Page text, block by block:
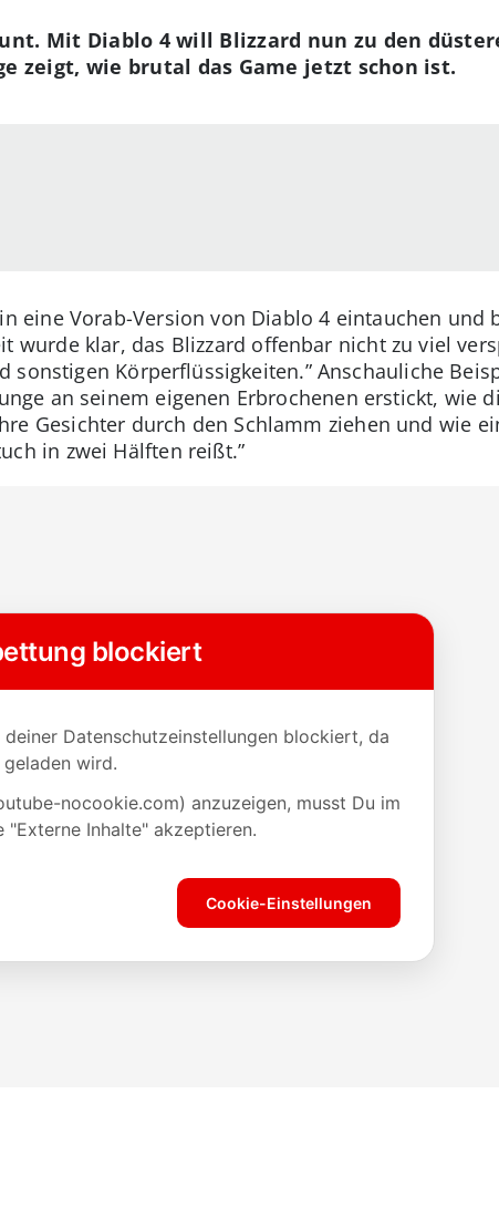
Mit Diablo 4 will Blizzard nun zu den
zeigt, wie brutal das Game jetzt schon ist.
eine Vorab-Version von Diablo 4 eintauchen und
wurde klar, das Blizzard offenbar nicht zu viel
Körperflüssigkeiten.” Anschauliche
an seinem eigenen Erbrochenen erstickt, wie
Gesichter durch den Schlamm ziehen und wie
in zwei Hälften reißt.”